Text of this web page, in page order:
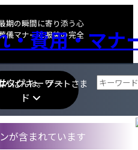
んばんは。ゲストさま
期の瞬間に寄り添う心
儀マナーと服装の完全
タグキーワー
ド
含まれています